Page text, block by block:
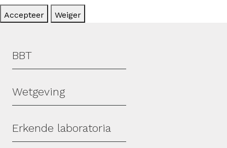
Accepteer Weiger
Hoofdmenu
BBT
Wetgeving
Erkende laboratoria